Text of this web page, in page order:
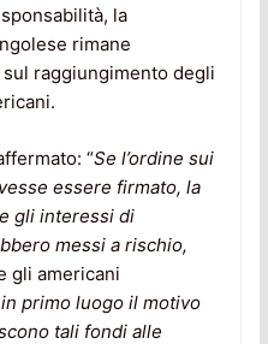
la
rimane
raggiungimento degli
“Se l’ordine sui
essere firmato, la
gli interessi di
messi a rischio,
gli americani
primo luogo il motivo
tali fondi alle